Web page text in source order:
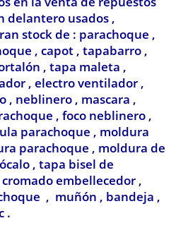
delantero usados ,
stock de : parachoque ,
, capot , tapabarro ,
, tapa maleta ,
, electro ventilador ,
, neblinero , mascara ,
, foco neblinero ,
parachoque , moldura
parachoque , moldura de
, tapa bisel de
embellecedor ,
, muñón , bandeja ,
.